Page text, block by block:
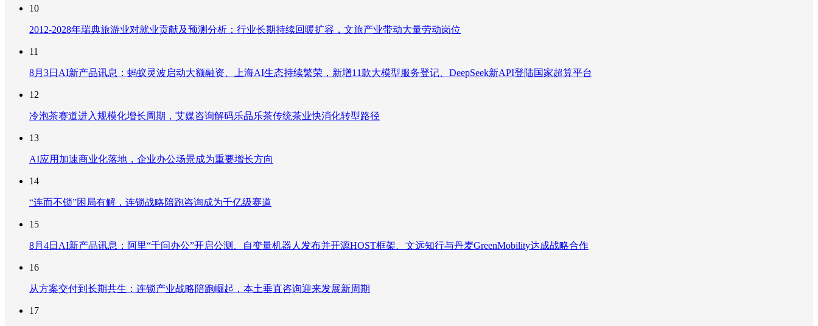
10
2012-2028年瑞典旅游业对就业贡献及预测分析：行业长期持续回暖扩容，文旅产业带动大量劳动岗位
11
8月3日AI新产品讯息：蚂蚁灵波启动大额融资、上海AI生态持续繁荣，新增11款大模型服务登记、DeepSeek新API登陆国家超算平台
12
冷泡茶赛道进入规模化增长周期，艾媒咨询解码乐品乐茶传统茶业快消化转型路径
13
AI应用加速商业化落地，企业办公场景成为重要增长方向
14
“连而不锁”困局有解，连锁战略陪跑咨询成为千亿级赛道
15
8月4日AI新产品讯息：阿里“千问办公”开启公测、自变量机器人发布并开源HOST框架、文远知行与丹麦GreenMobility达成战略合作
16
从方案交付到长期共生：连锁产业战略陪跑崛起，本土垂直咨询迎来发展新周期
17